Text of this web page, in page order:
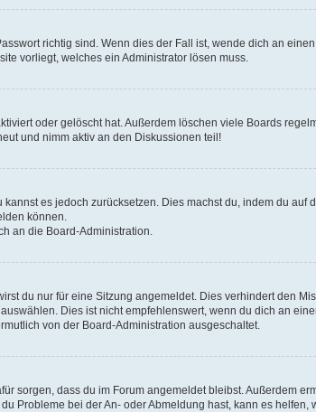
richtig sind. Wenn dies der Fall ist, wende dich an
vorliegt, welches ein Administrator lösen muss.
oder gelöscht hat. Außerdem löschen viele Boards
und nimm aktiv an den Diskussionen teil!
es jedoch zurücksetzen. Dies machst du, indem du auf
können.
an die Board-Administration.
du nur für eine Sitzung angemeldet. Dies verhindert den
Dies ist nicht empfehlenswert, wenn du dich an
von der Board-Administration ausgeschaltet.
sorgen, dass du im Forum angemeldet bleibst. Außerdem
Probleme bei der An- oder Abmeldung hast, kann es helfen,